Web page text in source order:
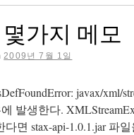
가지 메모
2009년 7월 1일
javax/
발생한다.
다면 stax-api-1.0.1.jar 파